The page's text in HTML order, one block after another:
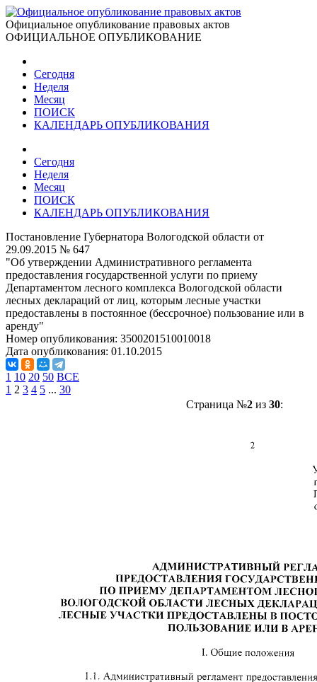
Официальное опубликование правовых актов
ОФИЦИАЛЬНОЕ ОПУБЛИКОВАНИЕ
Сегодня
Неделя
Месяц
ПОИСК
КАЛЕНДАРЬ ОПУБЛИКОВАНИЯ
Сегодня
Неделя
Месяц
ПОИСК
КАЛЕНДАРЬ ОПУБЛИКОВАНИЯ
Постановление Губернатора Вологодской области от
29.09.2015 № 647
"Об утверждении Административного регламента
предоставления государственной услуги по приему
Департаментом лесного комплекса Вологодской области
лесных деклараций от лиц, которым лесные участки
предоставлены в постоянное (бессрочное) пользование или в
аренду"
Номер опубликования: 3500201510010018
Дата опубликования: 01.10.2015
1 10 20 50 ВСЕ
1 2 3 4 5 ... 30
Страница №2из 30: